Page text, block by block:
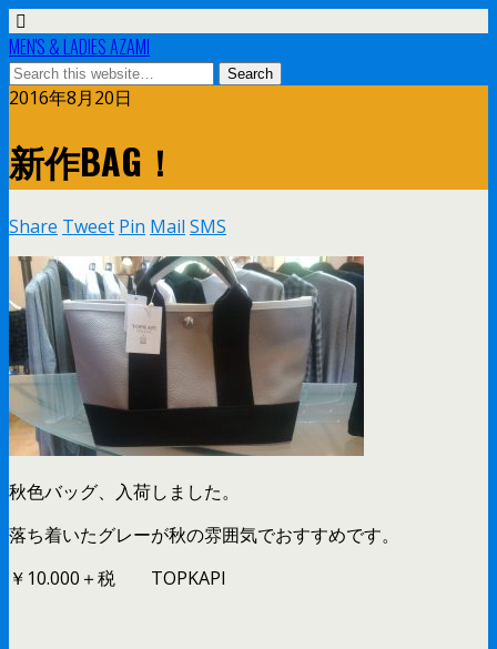
MEN'S & LADIES AZAMI
2016年8月20日
新作BAG！
Share Tweet Pin Mail SMS
秋色バッグ、入荷しました。
落ち着いたグレーが秋の雰囲気でおすすめです。
￥10.000＋税 TOPKAPI